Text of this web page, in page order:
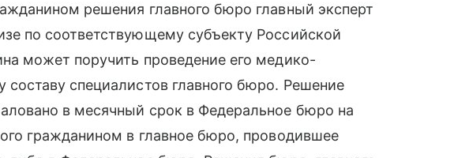
решения главного бюро главный эксперт
по соответствующему субъекту Российской
может поручить проведение его медико-
составу специалистов главного бюро. Решение
в месячный срок в Федеральное бюро на
гражданином в главное бюро, проводившее